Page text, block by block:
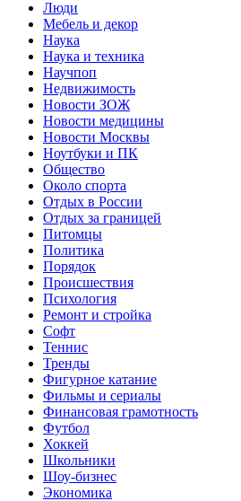
Люди
Мебель и декор
Наука
Наука и техника
Научпоп
Недвижимость
Новости ЗОЖ
Новости медицины
Новости Москвы
Ноутбуки и ПК
Общество
Около спорта
Отдых в России
Отдых за границей
Питомцы
Политика
Порядок
Происшествия
Психология
Ремонт и стройка
Софт
Теннис
Тренды
Фигурное катание
Фильмы и сериалы
Финансовая грамотность
Футбол
Хоккей
Школьники
Шоу-бизнес
Экономика